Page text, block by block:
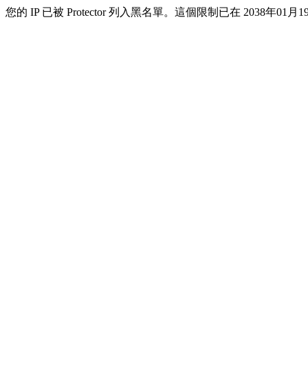
您的 IP 已被 Protector 列入黑名單。這個限制已在 2038年01月